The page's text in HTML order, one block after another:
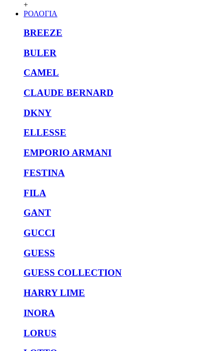
+
ΡΟΛΟΓΙΑ
BREEZE
BULER
CAMEL
CLAUDE BERNARD
DKNY
ELLESSE
EMPORIO ARMANI
FESTINA
FILA
GANT
GUCCI
GUESS
GUESS COLLECTION
HARRY LIME
INORA
LORUS